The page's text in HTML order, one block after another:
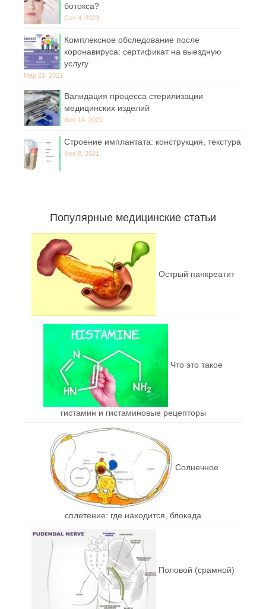
ботокса?
Сен 4, 2023
Комплексное обследование после
коронавируса: сертификат на выездную
услугу
Мар 21, 2021
Валидация процесса стерилизации
медицинских изделий
Фев 14, 2021
Строение имплантата: конструкция, текстура
Фев 8, 2021
Популярные медицинские статьи
Острый панкреатит
Что это такое
гистамин и гистаминовые рецепторы
Солнечное
сплетение: где находится, блокада
Половой (срамной)